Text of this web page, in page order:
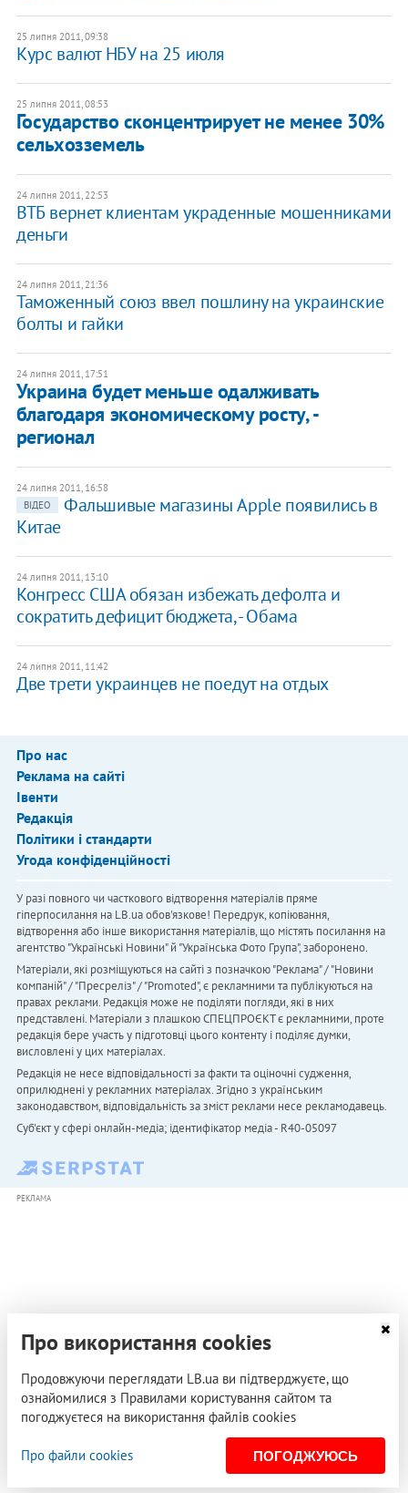
25 липня 2011, 09:38
Курс валют НБУ на 25 июля
25 липня 2011, 08:53
Государство сконцентрирует не менее 30%
сельхозземель
24 липня 2011, 22:53
ВТБ вернет клиентам украденные мошенниками
деньги
24 липня 2011, 21:36
Таможенный союз ввел пошлину на украинские
болты и гайки
24 липня 2011, 17:51
Украина будет меньше одалживать
благодаря экономическому росту, -
регионал
24 липня 2011, 16:58
ВІДЕО
Фальшивые магазины Apple появились в
Китае
24 липня 2011, 13:10
Конгресс США обязан избежать дефолта и
сократить дефицит бюджета, - Обама
24 липня 2011, 11:42
Две трети украинцев не поедут на отдых
Про нас
Реклама на сайті
Івенти
Редакція
Політики і стандарти
Угода конфіденційності
У разі повного чи часткового відтворення матеріалів пряме
гіперпосилання на LB.ua обов'язкове! Передрук, копіювання,
відтворення або інше використання матеріалів, що містять посилання на
агентство "Українськi Новини" й "Українська Фото Група", заборонено.
Матеріали, які розміщуються на сайті з позначкою "Реклама" / "Новини
компаній" / "Пресреліз" / "Promoted", є рекламними та публікуються на
правах реклами. Редакція може не поділяти погляди, які в них
представлені. Матеріали з плашкою СПЕЦПРОЄКТ є рекламними, проте
редакція бере участь у підготовці цього контенту і поділяє думки,
висловлені у цих матеріалах.
Редакція не несе відповідальності за факти та оціночні судження,
оприлюднені у рекламних матеріалах. Згідно з українським
законодавством, відповідальність за зміст реклами несе рекламодавець.
Cуб'єкт у сфері онлайн-медіа; ідентифікатор медіа - R40-05097
РЕКЛАМА
Про використання cookies
Продовжуючи переглядати LB.ua ви підтверджуєте, що
ознайомилися з Правилами користування сайтом та
погоджуєтеся на використання файлів cookies
Про файли cookies ПОГОДЖУЮСЬ